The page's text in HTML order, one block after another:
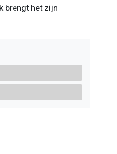
brengt het zijn